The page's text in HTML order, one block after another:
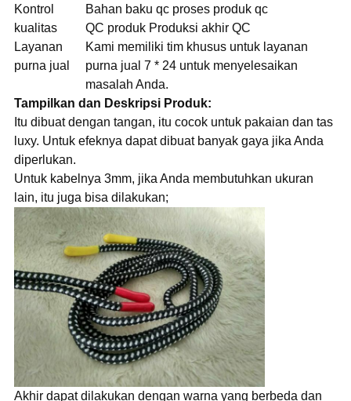
Kontrol
kualitas
Bahan baku qc proses produk qc
QC produk Produksi akhir QC
Layanan
purna jual
Kami memiliki tim khusus untuk layanan
purna jual 7 * 24 untuk menyelesaikan
masalah Anda.
Tampilkan dan Deskripsi Produk:
Itu dibuat dengan tangan, itu cocok untuk pakaian dan tas
luxy. Untuk efeknya dapat dibuat banyak gaya jika Anda
diperlukan.
Untuk kabelnya 3mm, jika Anda membutuhkan ukuran
lain, itu juga bisa dilakukan;
Akhir dapat dilakukan dengan warna yang berbeda dan